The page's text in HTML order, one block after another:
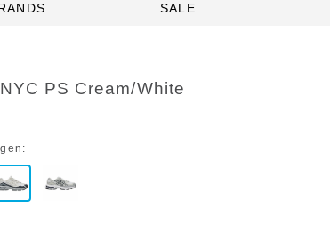
SALE
PS Cream/White